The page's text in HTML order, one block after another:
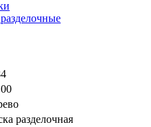
разделочная